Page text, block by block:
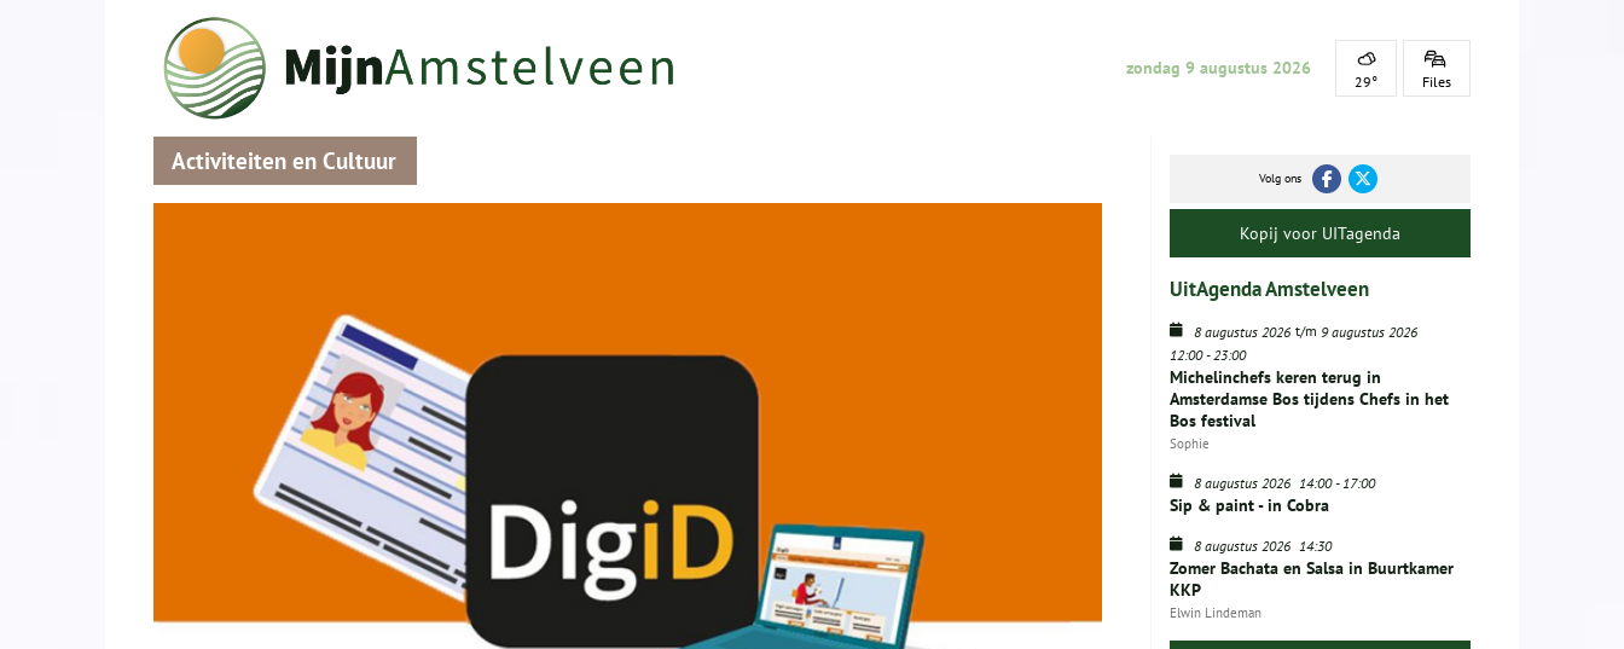
zondag 9 augustus 2026
29° Files
Activiteiten en Cultuur
Volg ons
Kopij voor UITagenda
UitAgenda Amstelveen
8 augustus 2026 t/m 9 augustus 2026
12:00-23:00
Michelinchefs keren terug in
Amsterdamse Bos tijdens Chefs in het
Bos festival
Sophie
8 augustus 2026 14:00-17:00
Sip & paint - in Cobra
8 augustus 2026 14:30
Zomer Bachata en Salsa in Buurtkamer
KKP
Elwin Lindeman